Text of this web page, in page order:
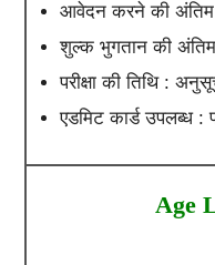
आवेदन करने की अंतिम
शुल्क भुगतान की
परीक्षा की तिथि :
एडमिट कार्ड उपलब्ध :
Age